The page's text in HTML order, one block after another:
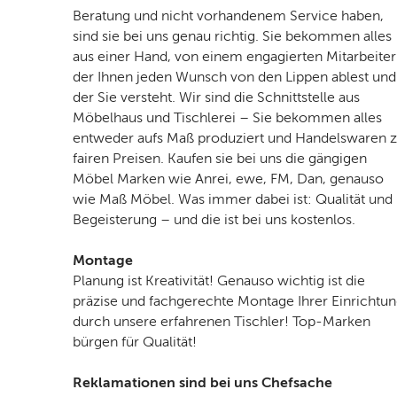
Beratung und nicht vorhandenem Service haben,
sind sie bei uns genau richtig. Sie bekommen alles
aus einer Hand, von einem engagierten Mitarbeiter
der Ihnen jeden Wunsch von den Lippen ablest und
der Sie versteht. Wir sind die Schnittstelle aus
Möbelhaus und Tischlerei – Sie bekommen alles
entweder aufs Maß produziert und Handelswaren
fairen Preisen. Kaufen sie bei uns die gängigen
Möbel Marken wie Anrei, ewe, FM, Dan, genauso
wie Maß Möbel. Was immer dabei ist: Qualität und
Begeisterung – und die ist bei uns kostenlos.
Montage
Planung ist Kreativität! Genauso wichtig ist die
präzise und fachgerechte Montage Ihrer
durch unsere erfahrenen Tischler! Top-Marken
bürgen für Qualität!
Reklamationen sind bei uns Chefsache